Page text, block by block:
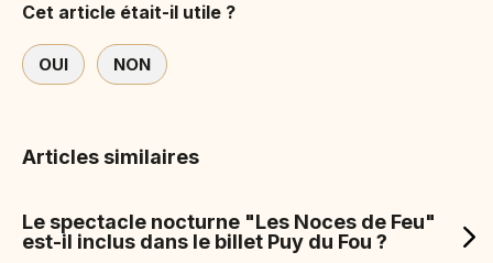
Cet article était-il utile ?
OUI NON
Articles similaires
Le spectacle nocturne "Les Noces de Feu"
est-il inclus dans le billet Puy du Fou ?